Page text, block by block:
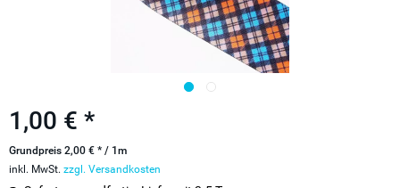
1,00 € *
Grundpreis 2,00 € * / 1m
inkl. MwSt. zzgl. Versandkosten